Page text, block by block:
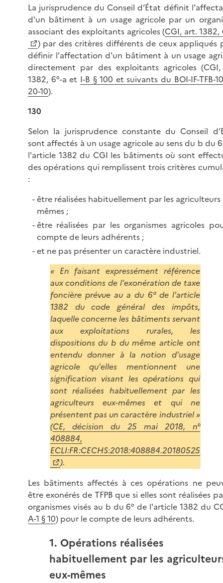
La jurisprudence du Conseil d’État définit
d'un bâtiment à un usage agricole par un
associant des exploitants agricoles (CGI, art. 1382,
) par des critères différents de ceux appliqués
définir l'affectation d'un bâtiment à un usage
directement par des exploitants agricoles
1382, 6°-a et I-B § 100 et suivants du BOI-IF-TFB-
20-10).
130
Selon la jurisprudence constante du Conseil
sont affectés à un usage agricole au sens du b du
l'article 1382 du CGI les bâtiments où sont
des opérations qui remplissent trois critères
:
être réalisées habituellement par les agriculteurs
mêmes ;
être réalisées par les organismes agricoles
compte de leurs adhérents ;
et ne pas présenter un caractère industriel.
« En faisant expressément référence
aux conditions de l'exonération de taxe
foncière prévue au a du 6° de l'article
1382 du code général des impôts,
laquelle concerne les bâtiments servant
aux exploitations rurales, les
dispositions du b du même article ont
entendu donner à la notion d'usage
agricole qu'elles mentionnent une
signification visant les opérations qui
sont réalisées habituellement par les
agriculteurs eux-mêmes et qui ne
présentent pas un caractère industriel »
(CE, décision du 25 mai 2018, n°
408884,
ECLI:FR:CECHS:2018:408884.20180525
).
Les bâtiments affectés à ces opérations ne
être exonérés de TFPB que si elles sont réalisées
organismes visés au b du 6° de l'article 1382 du
A-1 § 10) pour le compte de leurs adhérents.
1. Opérations réalisées
habituellement par les
eux-mêmes